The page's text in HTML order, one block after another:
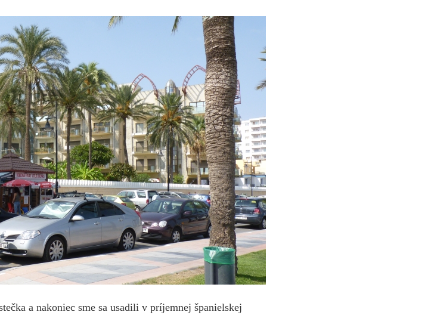
a nakoniec sme sa usadili v príjemnej španielskej